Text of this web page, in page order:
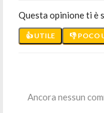
Questa opinione ti è
👍 UTILE 👎 POCO
Ancora nessun